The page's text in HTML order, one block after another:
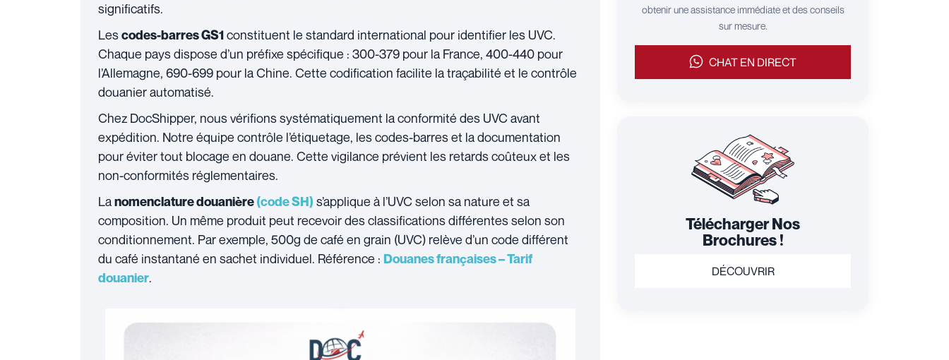
significatifs.
Lescodes-barres GS1constituent le standard international pour identifier les UVC.
Chaque pays dispose d’un préfixe spécifique : 300-379 pour la France, 400-440 pour
l’Allemagne, 690-699 pour la Chine. Cette codification facilite la traçabilité et le contrôle
douanier automatisé.
Chez DocShipper, nous vérifions systématiquement la conformité des UVC avant
expédition. Notre équipe contrôle l’étiquetage, les codes-barres et la documentation
pour éviter tout blocage en douane. Cette vigilance prévient les retards coûteux et les
non-conformités réglementaires.
Lanomenclature douanière(code SH) s’applique à l’UVC selon sa nature et sa
composition. Un même produit peut recevoir des classifications différentes selon son
conditionnement. Par exemple, 500g de café en grain (UVC) relève d’un code différent
du café instantané en sachet individuel. Référence : Douanes françaises – Tarif
douanier.
obtenir une assistance immédiate et des conseils
sur mesure.
CHAT EN DIRECT
Télécharger Nos
Brochures !
DÉCOUVRIR